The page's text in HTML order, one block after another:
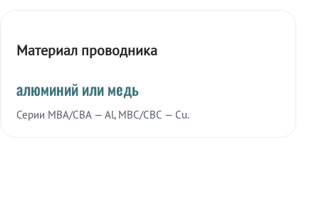
Материал проводника
алюминий или медь
Серии МВА/СВА — Al, МВС/СВС — Cu.